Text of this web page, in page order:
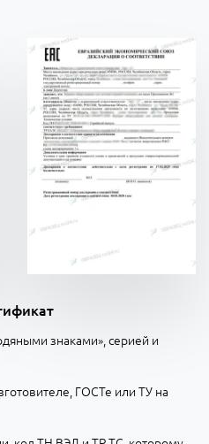
знаками», серией и
ГОСТе или ТУ на